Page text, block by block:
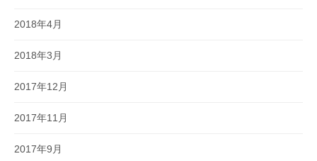
2018年4月
2018年3月
2017年12月
2017年11月
2017年9月